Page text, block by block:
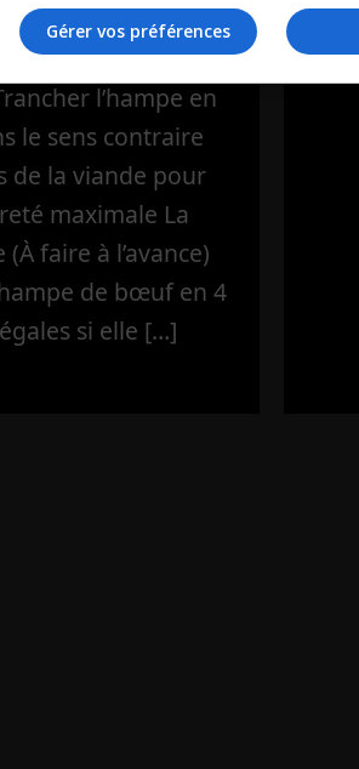
de bœuf
vin rougePour la
l’hampe en
le sens contraire
de la viande pour
maximale La
faire à l’avance)
de bœuf en 4
si elle […]
Gérer vos préférences